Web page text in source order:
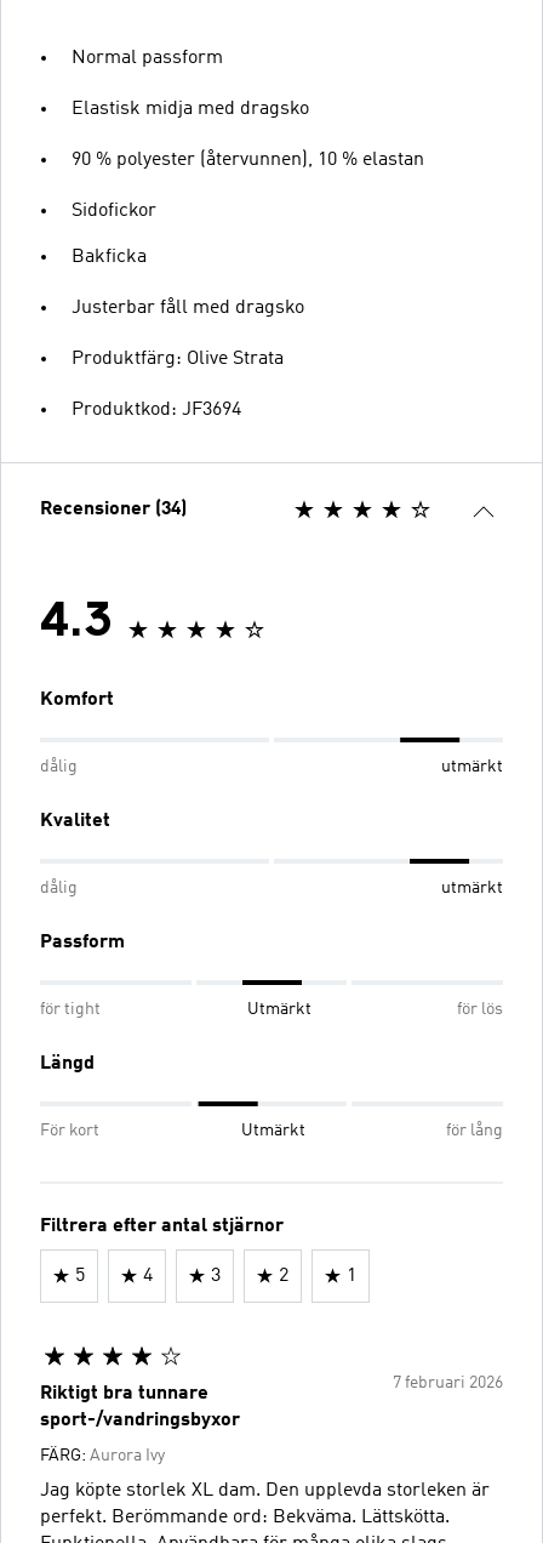
Normal passform
Elastisk midja med dragsko
90 % polyester (återvunnen), 10 % elastan
Sidofickor
Bakficka
Justerbar fåll med dragsko
Produktfärg: Olive Strata
Produktkod: JF3694
Recensioner (34)
4.3
Komfort
dålig utmärkt
Kvalitet
dålig utmärkt
Passform
för tight Utmärkt för lös
Längd
För kort Utmärkt för lång
Filtrera efter antal stjärnor
5 4 3 2 1
7 februari 2026
Riktigt bra tunnare
sport-/vandringsbyxor
FÄRG: Aurora Ivy
Jag köpte storlek XL dam. Den upplevda storleken är
perfekt. Berömmande ord: Bekväma. Lättskötta.